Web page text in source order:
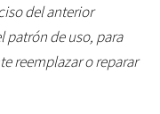
del anterior
patrón de uso, para
reemplazar o reparar